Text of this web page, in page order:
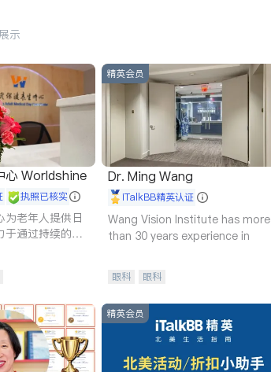
示
心 Worldshine
执照已核实
为老年人提供日
于通过持续的护
精英会员
Dr. Ming Wang
iTalkBB精英认证
Wang Vision Institute has more
than 30 years experience in
眼科 眼科
精英会员